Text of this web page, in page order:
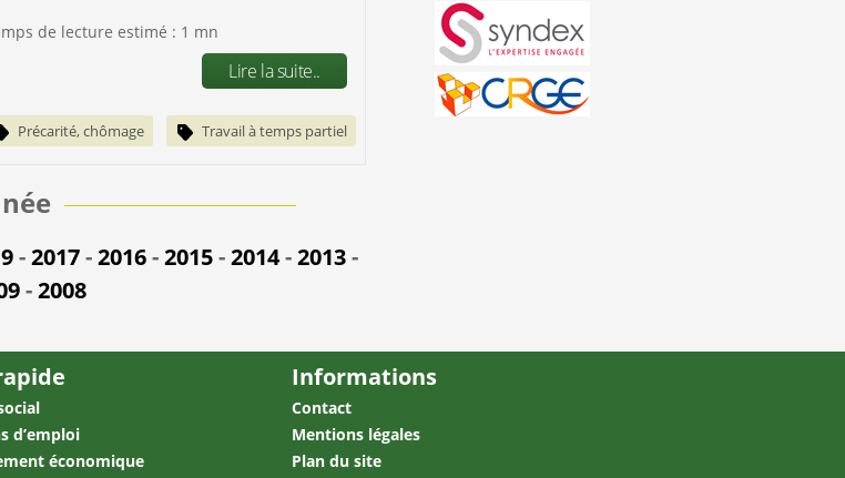
de lecture estimé : 1 mn
Lire la suite..
Précarité, chômage Travail à temps partiel
-2017-2016-2015-2014-2013-
-2008
d’emploi
économique
Informations
Contact
Mentions légales
Plan du site